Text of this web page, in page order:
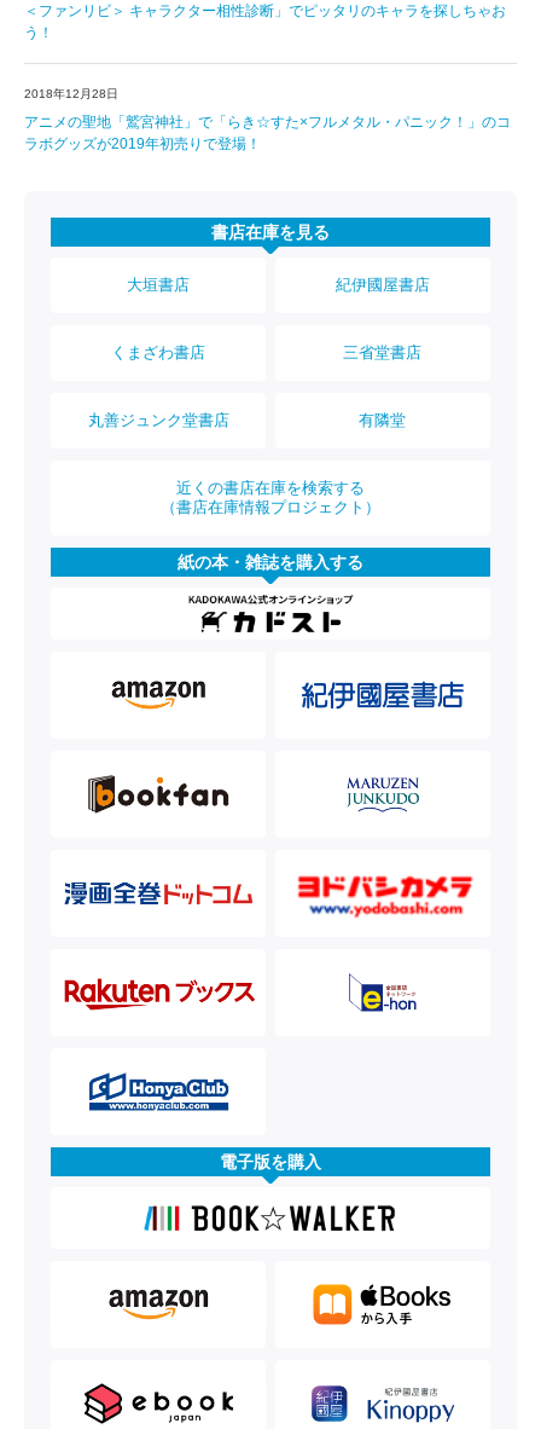
＜ファンリビ＞ キャラクター相性診断」でピッタリのキャラを探しちゃお
う！
2018年12月28日
アニメの聖地「鷲宮神社」で「らき☆すた×フルメタル・パニック！」のコ
ラボグッズが2019年初売りで登場！
書店在庫を見る
大垣書店 紀伊國屋書店
くまざわ書店 三省堂書店
丸善ジュンク堂書店 有隣堂
近くの書店在庫を検索する
（書店在庫情報プロジェクト）
紙の本・雑誌を購入する
電子版を購入